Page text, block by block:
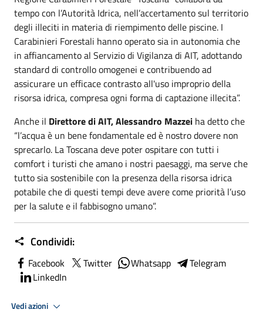
tempo con l’Autorità Idrica, nell’accertamento sul territorio
degli illeciti in materia di riempimento delle piscine. I
Carabinieri Forestali hanno operato sia in autonomia che
in affiancamento al Servizio di Vigilanza di AIT, adottando
standard di controllo omogenei e contribuendo ad
assicurare un efficace contrasto all'uso improprio della
risorsa idrica, compresa ogni forma di captazione illecita”.
Anche il Direttore di AIT, Alessandro Mazzei ha detto che
“l’acqua è un bene fondamentale ed è nostro dovere non
sprecarlo. La Toscana deve poter ospitare con tutti i
comfort i turisti che amano i nostri paesaggi, ma serve che
tutto sia sostenibile con la presenza della risorsa idrica
potabile che di questi tempi deve avere come priorità l’uso
per la salute e il fabbisogno umano”.
Condividi:
Facebook Twitter Whatsapp
Telegram
LinkedIn
Vedi azioni